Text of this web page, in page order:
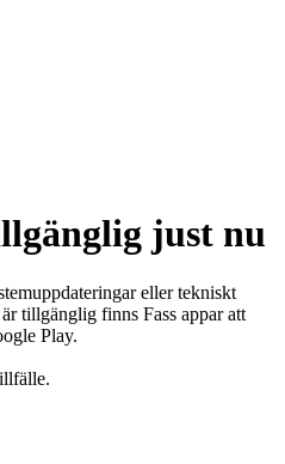
just nu
eller tekniskt
tillgänglig finns Fass appar att
Play.